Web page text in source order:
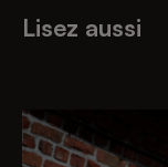
Lisez aussi